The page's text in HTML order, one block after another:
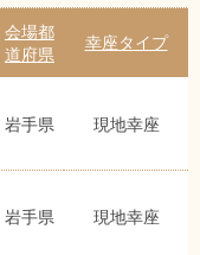
会場都
道府県
幸座タイプ
岩手県 現地幸座
岩手県 現地幸座